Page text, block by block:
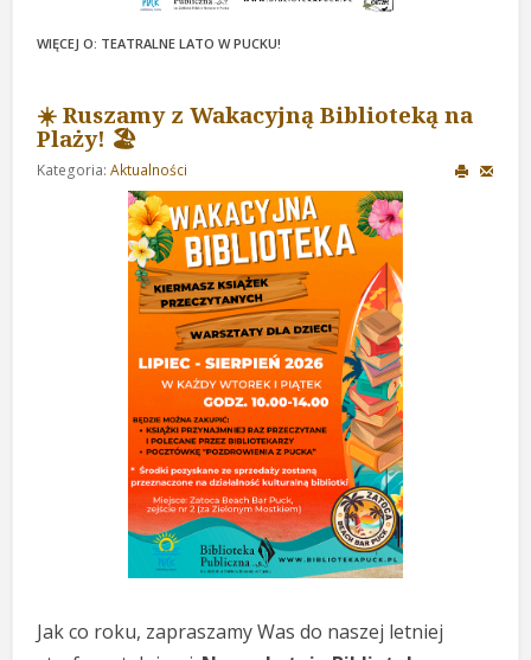
WIĘCEJ O: TEATRALNE LATO W PUCKU!
☀️ Ruszamy z Wakacyjną Biblioteką na
Plaży! 🏖️
Kategoria: Aktualności
Jak co roku, zapraszamy Was do naszej letniej